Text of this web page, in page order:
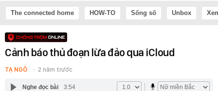
The connected home HOW-TO Sống số Unbox
Cảnh báo thủ đoạn lừa đảo qua iCloud
TẠ NGÔ 2 năm trước
Nghe đọc bài 3:54